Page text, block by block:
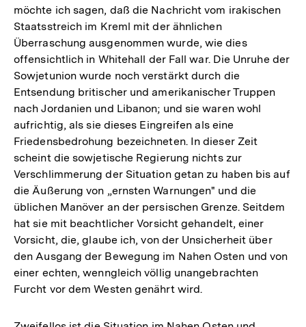
möchte ich sagen, daß die Nachricht vom irakischen
Staatsstreich im Kreml mit der ähnlichen
Überraschung ausgenommen wurde, wie dies
offensichtlich in Whitehall der Fall war. Die Unruhe der
Sowjetunion wurde noch verstärkt durch die
Entsendung britischer und amerikanischer Truppen
nach Jordanien und Libanon; und sie waren wohl
aufrichtig, als sie dieses Eingreifen als eine
Friedensbedrohung bezeichneten. In dieser Zeit
scheint die sowjetische Regierung nichts zur
Verschlimmerung der Situation getan zu haben bis auf
die Äußerung von „ernsten Warnungen" und die
üblichen Manöver an der persischen Grenze. Seitdem
hat sie mit beachtlicher Vorsicht gehandelt, einer
Vorsicht, die, glaube ich, von der Unsicherheit über
den Ausgang der Bewegung im Nahen Osten und von
einer echten, wenngleich völlig unangebrachten
Furcht vor dem Westen genährt wird.